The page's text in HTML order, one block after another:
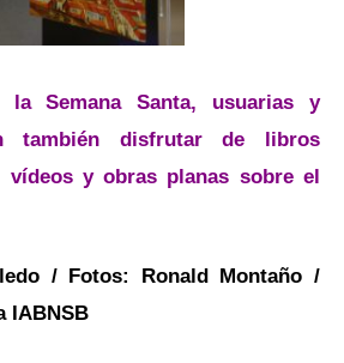
Semana Santa, usuarias y
también disfrutar de libros
vídeos y obras planas sobre el
/ Fotos: Ronald Montaño /
IABNSB